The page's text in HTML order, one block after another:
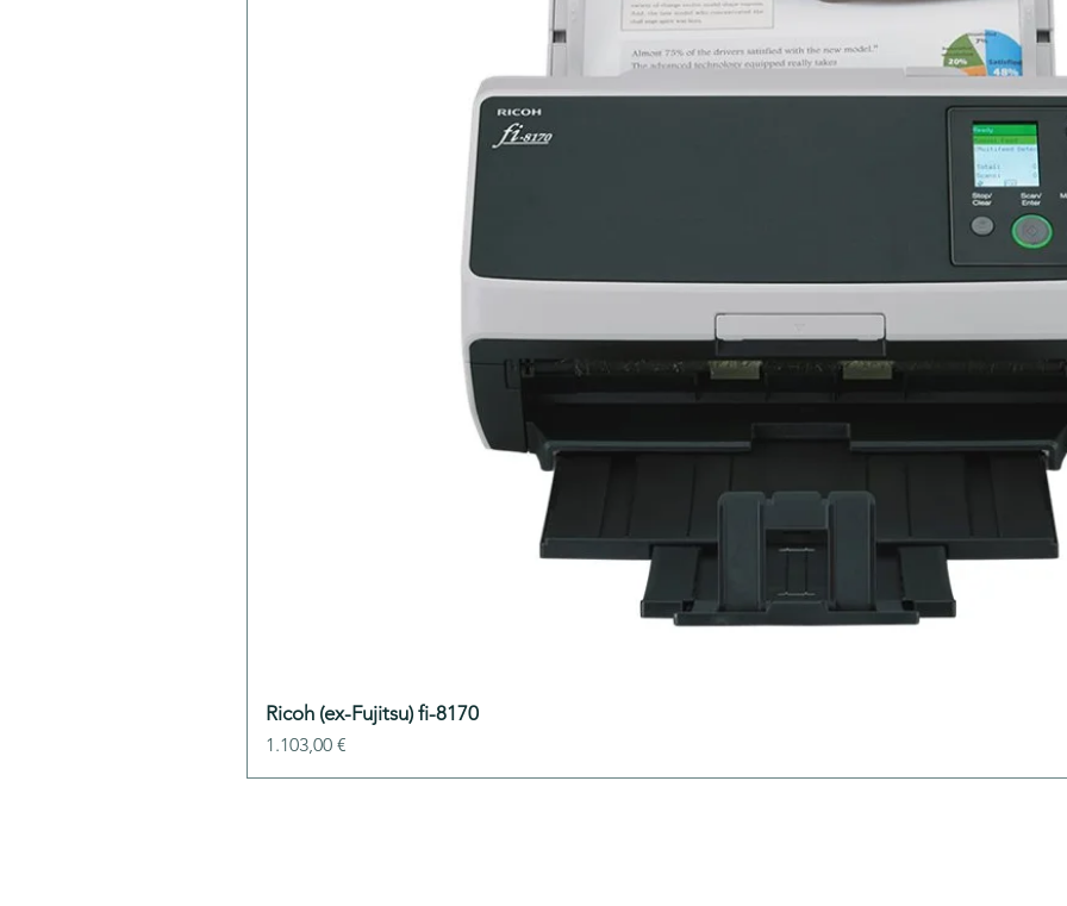
Ricoh (ex-Fujitsu) fi-8170
Preis
1.103,00 €